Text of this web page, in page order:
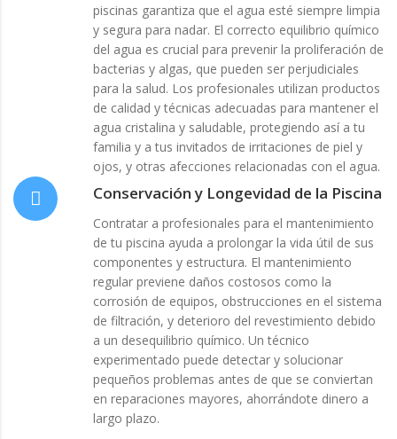
piscinas garantiza que el agua esté siempre limpia
y segura para nadar. El correcto equilibrio químico
del agua es crucial para prevenir la proliferación de
bacterias y algas, que pueden ser perjudiciales
para la salud. Los profesionales utilizan productos
de calidad y técnicas adecuadas para mantener el
agua cristalina y saludable, protegiendo así a tu
familia y a tus invitados de irritaciones de piel y
ojos, y otras afecciones relacionadas con el agua.
Conservación y Longevidad de la Piscina
Contratar a profesionales para el mantenimiento
de tu piscina ayuda a prolongar la vida útil de sus
componentes y estructura. El mantenimiento
regular previene daños costosos como la
corrosión de equipos, obstrucciones en el sistema
de filtración, y deterioro del revestimiento debido
a un desequilibrio químico. Un técnico
experimentado puede detectar y solucionar
pequeños problemas antes de que se conviertan
en reparaciones mayores, ahorrándote dinero a
largo plazo.